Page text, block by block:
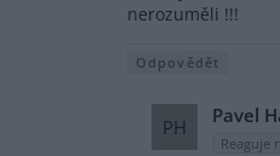
nerozuměli !!!
Odpovědět
PH Pavel
Reaguje